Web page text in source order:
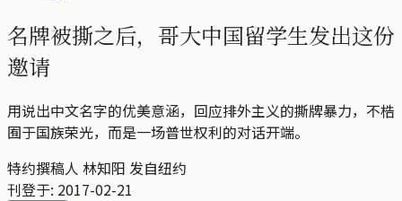
名牌被撕之后，哥大中国留学生发出这份
邀请
用说出中文名字的优美意涵，回应排外主义的撕牌暴力，不梏
囿于国族荣光，而是一场普世权利的对话开端。
特约撰稿人 林知阳 发自纽约
刊登于: 2017-02-21